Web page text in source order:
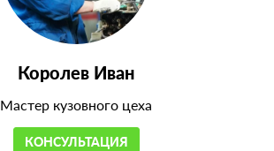
Королев Иван
Мастер кузовного цеха
КОНСУЛЬТАЦИЯ